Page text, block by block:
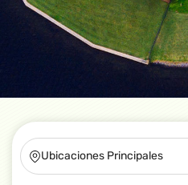
Ubicaciones Principales